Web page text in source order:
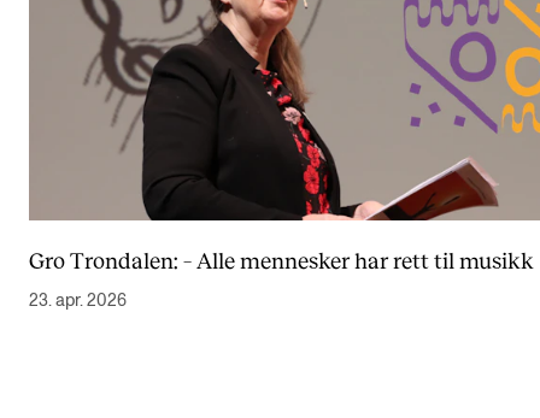
Gro Trondalen: – Alle mennesker har rett til musikk
23. apr. 2026